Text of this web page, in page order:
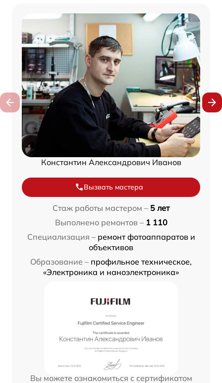
Константин Александрович Иванов
Вызвать мастера
Стаж работы мастером – 5 лет
Выполнено ремонтов – 1 110
Специализация – ремонт фотоаппаратов и
объективов
Образование – профильное техническое,
«Электроника и наноэлектроника»
Вы можете ознакомиться с сертификатом